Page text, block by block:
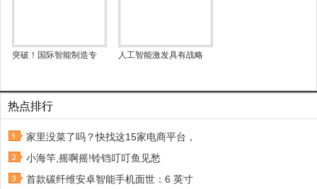
突破！国际智能制造专 人工智能激发具有战略
热点排行
家里没菜了吗？快找这15家电商平台，
小海竿,摇啊摇!铃铛叮叮鱼见愁
首款碳纤维安卓智能手机面世：6 英寸